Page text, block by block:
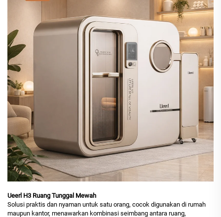
Ueerl H3 Ruang Tunggal Mewah
Solusi praktis dan nyaman untuk satu orang, cocok digunakan di rumah
maupun kantor, menawarkan kombinasi seimbang antara ruang,